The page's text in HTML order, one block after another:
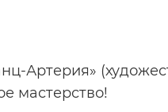
Артерия»
мастерство!